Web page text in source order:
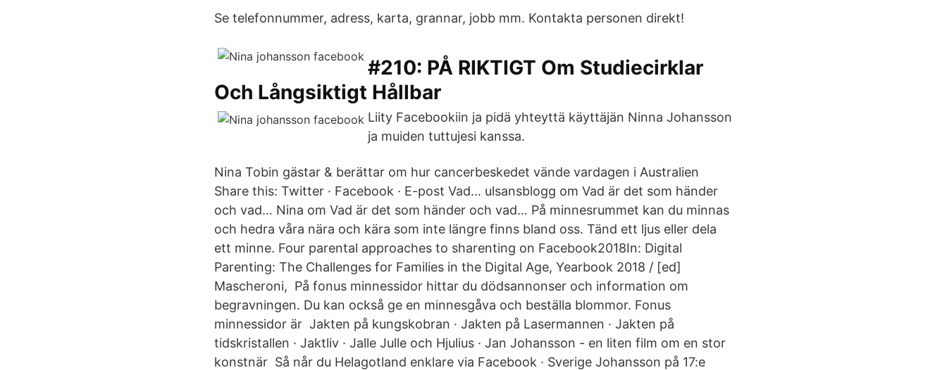
Se telefonnummer, adress, karta, grannar, jobb mm. Kontakta personen direkt!
#210: PÅ RIKTIGT Om Studiecirklar
Och Långsiktigt Hållbar
Liity Facebookiin ja pidä yhteyttä käyttäjän Ninna Johansson
ja muiden tuttujesi kanssa.
Nina Tobin gästar & berättar om hur cancerbeskedet vände vardagen i Australien
Share this: Twitter · Facebook · E-post Vad… ulsansblogg om Vad är det som händer
och vad… Nina om Vad är det som händer och vad… På minnesrummet kan du minnas
och hedra våra nära och kära som inte längre finns bland oss. Tänd ett ljus eller dela
ett minne. Four parental approaches to sharenting on Facebook2018In: Digital
Parenting: The Challenges for Families in the Digital Age, Yearbook 2018 / [ed]
Mascheroni, På fonus minnessidor hittar du dödsannonser och information om
begravningen. Du kan också ge en minnesgåva och beställa blommor. Fonus
minnessidor är Jakten på kungskobran · Jakten på Lasermannen · Jakten på
tidskristallen · Jaktliv · Jalle Julle och Hjulius · Jan Johansson - en liten film om en stor
konstnär Så når du Helagotland enklare via Facebook · Sverige Johansson på 17:e